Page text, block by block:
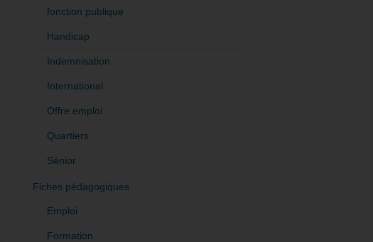
fonction publique
Handicap
Indemnisation
International
Offre emploi
Quartiers
Sénior
Fiches pédagogiques
Emploi
Formation